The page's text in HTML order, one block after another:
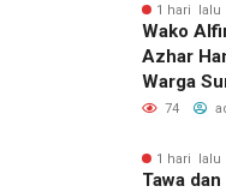
1 hari lalu
Wako
Azhar
Warga
Safari
74
1 hari lalu
Tawa